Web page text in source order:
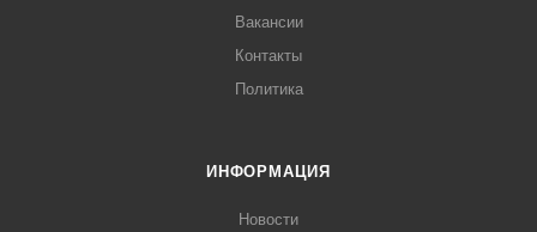
Вакансии
Контакты
Политика
ИНФОРМАЦИЯ
Новости